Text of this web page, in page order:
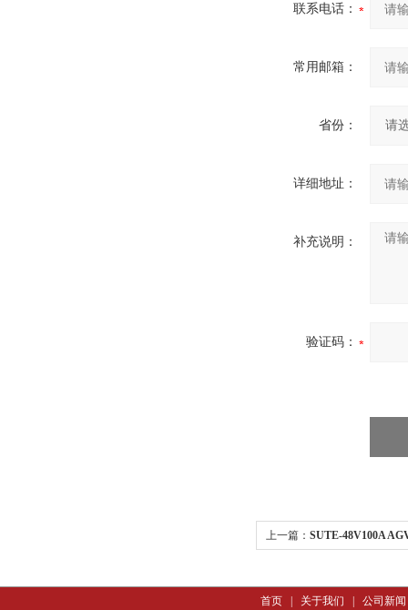
联系电话：
常用邮箱：
省份：
详细地址：
补充说明：
验证码：
上一篇： SUTE-48V100A
首页| 关于我们 公司新闻